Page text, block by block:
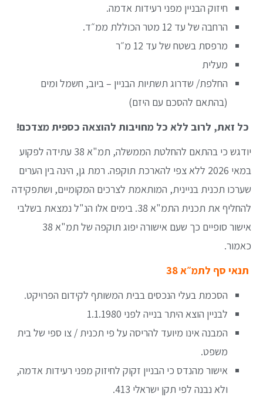
חיזוק הבניין מפני רעידות אדמה.
הרחבה של עד 12 מטר הכוללת ממ״ד.
מרפסת בשטח של עד 12 מ״ר
מעלית
החלפת/ שדרוג תשתיות הבניין – ביוב, חשמל ומים
(בהתאם להסכם עם היזם)
כל זאת, לרוב ללא כל מחויבות להוצאה כספית מצדכם!
יודגש כי בהתאם להחלטת הממשלה, תמ"א 38 עתידה לפקוע
במאי 2026 ללא צפי להארכת תוקפה. רמת גן, הינה בין הערים
שערכו תכנית בניינית, המותאמת לצרכים המקומיים, ושתפקידה
להחליף את תכנית התמ"א 38. בימים אלו הנ"ל נמצאת בשלבי
אישור סופיים כך שעם אישורה יפוג תוקפה של תמ"א 38
כאמור.
תנאי סף לתמ״א 38
הסכמת בעלי הנכסים בבית המשותף לקידום הפרויקט.
לבניין הוצא היתר בנייה לפני 1.1.1980
המבנה אינו מיועד להריסה על פי תכנית / צו ספי של בית
משפט.
אישור מהנדס כי הבניין זקוק לחיזוק מפני רעידות אדמה,
ולא נבנה לפי תקן ישראלי 413.